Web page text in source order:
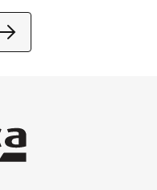
forma più